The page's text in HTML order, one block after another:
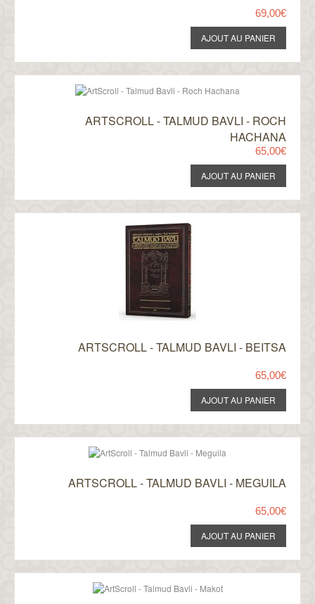
69,00€
ARTSCROLL - TALMUD BAVLI - ROCH
HACHANA
65,00€
ARTSCROLL - TALMUD BAVLI - BEITSA
65,00€
ARTSCROLL - TALMUD BAVLI - MEGUILA
65,00€